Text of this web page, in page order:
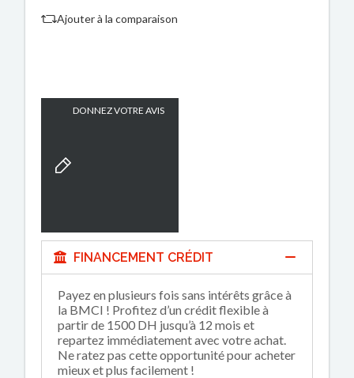
Ajouter à la comparaison
DONNEZ VOTRE AVIS
FINANCEMENT CRÉDIT
Payez en plusieurs fois sans intérêts grâce à
la BMCI ! Profitez d’un crédit flexible à
partir de 1500 DH jusqu’à 12 mois et
repartez immédiatement avec votre achat.
Ne ratez pas cette opportunité pour acheter
mieux et plus facilement !